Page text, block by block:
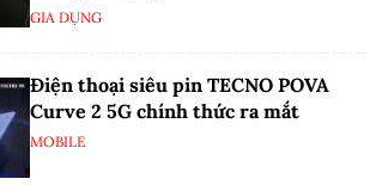
GIA DỤNG
Điện thoại siêu pin TECNO POVA
Curve 2 5G chính thức ra mắt
MOBILE